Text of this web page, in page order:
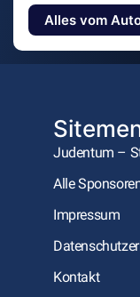
Alles vom
Judentum –
Alle
Impressum
Kontakt